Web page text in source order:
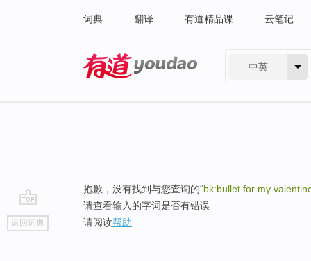
词典 翻译 有道精品课 云笔记
中英
go
top
返回词典
抱歉，没有找到与您查询的“bk:bullet for my
请查看输入的字词是否有错误
请阅读帮助